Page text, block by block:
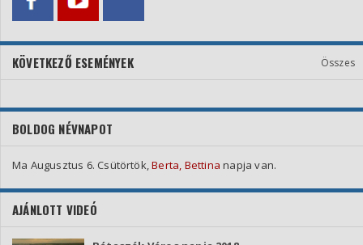
KÖVETKEZŐ ESEMÉNYEK Összes
BOLDOG NÉVNAPOT
Ma Augusztus 6. Csütörtök,Berta, Bettina napja van.
AJÁNLOTT VIDEÓ